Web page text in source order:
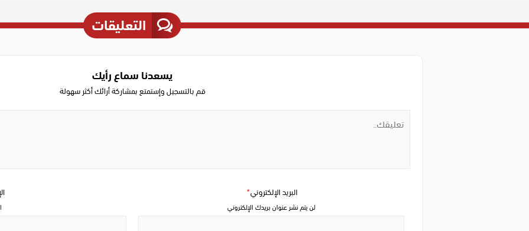
التعليقات
يسعدنا سماع رأيك
قم بالتسجيل وإستمتع بمشاركة أرائك أكثر سهولة
البريد الإلكتروني*
لن يتم نشر عنوان بريدك الإلكتروني